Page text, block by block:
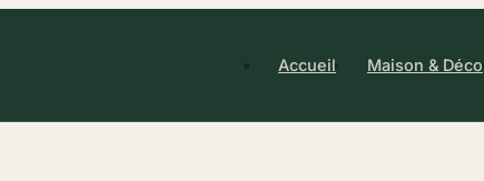
Accueil Maison & Déco